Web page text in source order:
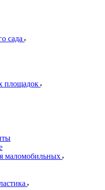
сада
площадок
маломобильных